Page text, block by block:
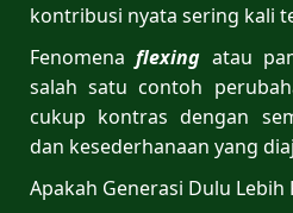
kontribusi nyata sering kali
Fenomenaflexing atau
salah satu contoh
cukup kontras dengan
dan kesederhanaan yang
Apakah Generasi Dulu Lebih